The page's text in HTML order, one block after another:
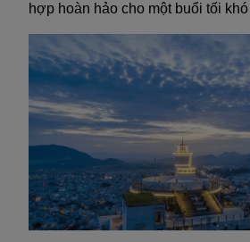
hợp hoàn hảo cho một buổi tối